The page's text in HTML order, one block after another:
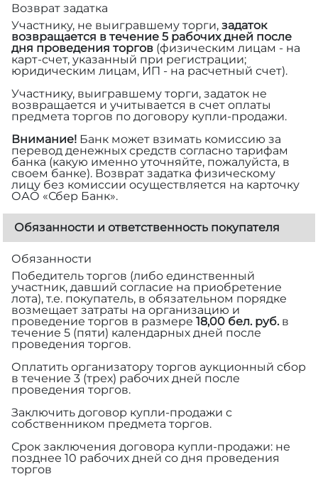
Возврат задатка
Участнику, не выигравшему торги, задаток
возвращается в течение 5 рабочих дней после
дня проведения торгов (физическим лицам - на
карт-счет, указанный при регистрации;
юридическим лицам, ИП - на расчетный счет).
Участнику, выигравшему торги, задаток не
возвращается и учитывается в счет оплаты
предмета торгов по договору купли-продажи.
Внимание! Банк может взимать комиссию за
перевод денежных средств согласно тарифам
банка (какую именно уточняйте, пожалуйста, в
своем банке). Возврат задатка физическому
лицу без комиссии осуществляется на карточку
ОАО «Сбер Банк».
Обязанности и ответственность покупателя
Обязанности
Победитель торгов (либо единственный
участник, давший согласие на приобретение
лота), т.е. покупатель, в обязательном порядке
возмещает затраты на организацию и
проведение торгов в размере 18,00 бел. руб.в
течение 5 (пяти) календарных дней после
проведения торгов.
Оплатить организатору торгов аукционный сбор
в течение 3 (трех) рабочих дней после
проведения торгов.
Заключить договор купли-продажи с
собственником предмета торгов.
Срок заключения договора купли-продажи: не
позднее 10 рабочих дней со дня проведения
торгов